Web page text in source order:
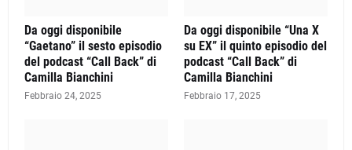
Da oggi disponibile
“Gaetano” il sesto episodio
del podcast “Call Back” di
Camilla Bianchini
Febbraio 24, 2025
Da oggi disponibile “Una X
su EX” il quinto episodio del
podcast “Call Back” di
Camilla Bianchini
Febbraio 17, 2025